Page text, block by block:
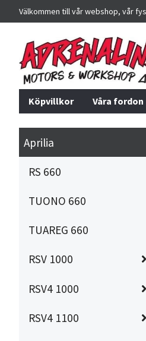
Välkommen till vår webshop, vår
Köpvillkor Våra fordon
Aprilia
RS 660
TUONO 660
TUAREG 660
RSV 1000
RSV4 1000
RSV4 1100